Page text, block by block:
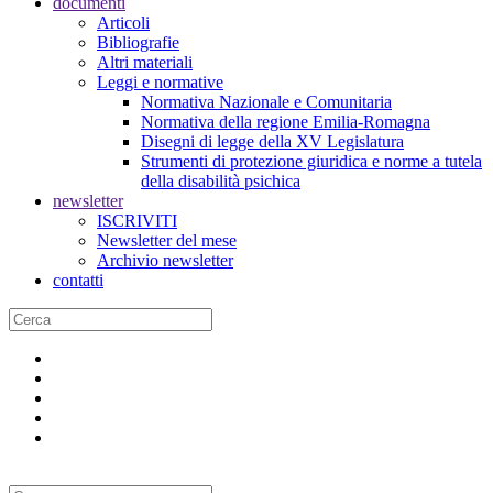
Articoli
Bibliografie
Altri materiali
Leggi e normative
Normativa Nazionale e Comunitaria
Normativa della regione Emilia-Romagna
Disegni di legge della XV Legislatura
Strumenti di protezione giuridica e norme a tutela
della disabilità psichica
newsletter
ISCRIVITI
Newsletter del mese
Archivio newsletter
contatti